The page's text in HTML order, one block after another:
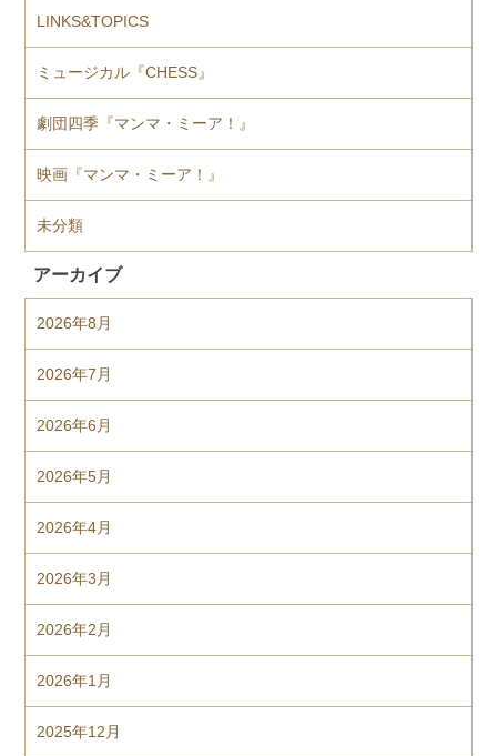
LINKS&TOPICS
ミュージカル『CHESS』
劇団四季『マンマ・ミーア！』
映画『マンマ・ミーア！』
未分類
アーカイブ
2026年8月
2026年7月
2026年6月
2026年5月
2026年4月
2026年3月
2026年2月
2026年1月
2025年12月